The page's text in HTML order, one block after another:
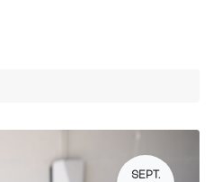
SEPT.